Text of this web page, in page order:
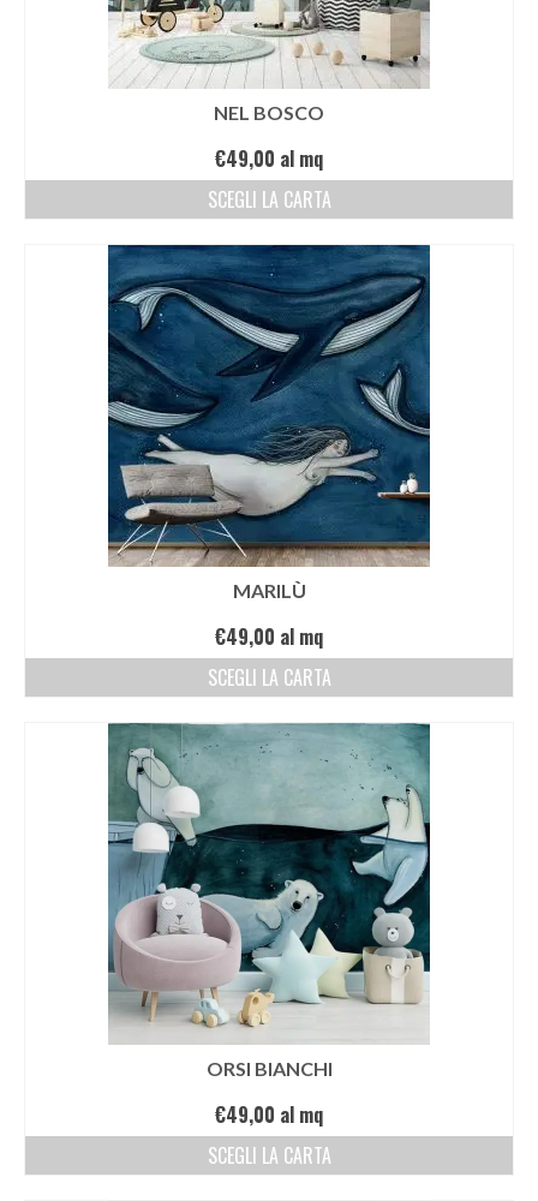
NEL BOSCO
€49,00 al mq
SCEGLI LA CARTA
MARILÙ
€49,00 al mq
SCEGLI LA CARTA
ORSI BIANCHI
€49,00 al mq
SCEGLI LA CARTA